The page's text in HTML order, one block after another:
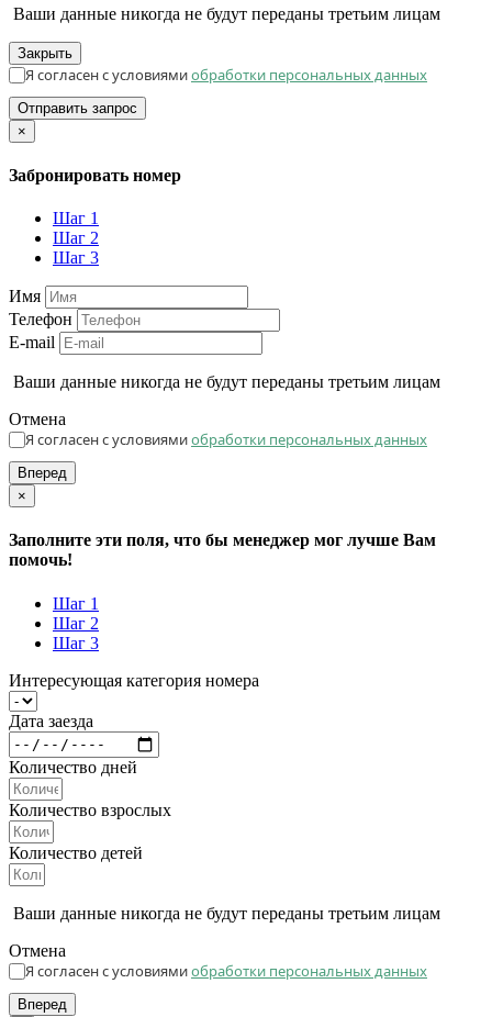
Ваши данные никогда не будут переданы третьим лицам
Закрыть
Я согласен с условиямиобработки персональных данных
Отправить запрос
×
Забронировать номер
Шаг 1
Шаг 2
Шаг 3
Имя
Телефон
E-mail
Ваши данные никогда не будут переданы третьим лицам
Отмена
Я согласен с условиямиобработки персональных данных
Вперед
×
Заполните эти поля, что бы менеджер мог лучше Вам
помочь!
Шаг 1
Шаг 2
Шаг 3
Интересующая категория номера
Дата заезда
Количество дней
Количество взрослых
Количество детей
Ваши данные никогда не будут переданы третьим лицам
Отмена
Я согласен с условиямиобработки персональных данных
Вперед